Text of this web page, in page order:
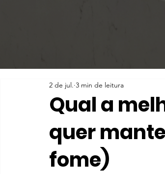
Qual a
quer
fome)
2 de jul. 3 min de leitura